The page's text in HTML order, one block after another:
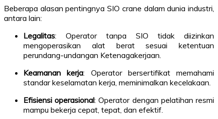
Beberapa alasan pentingnya SIO crane dalam dunia industri,
antara lain:
Legalitas: Operator tanpa SIO tidak diizinkan
mengoperasikan alat berat sesuai ketentuan
perundang-undangan Ketenagakerjaan.
Keamanan kerja: Operator bersertifikat memahami
standar keselamatan kerja, meminimalkan kecelakaan.
Efisiensi operasional: Operator dengan pelatihan resmi
mampu bekerja cepat, tepat, dan efektif.